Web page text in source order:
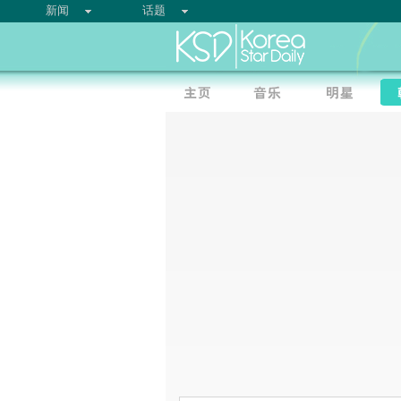
新闻 话题